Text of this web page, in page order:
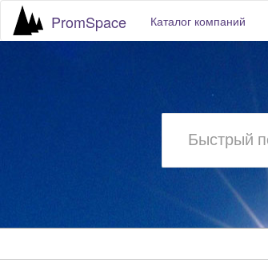
PromSpace Каталог компаний